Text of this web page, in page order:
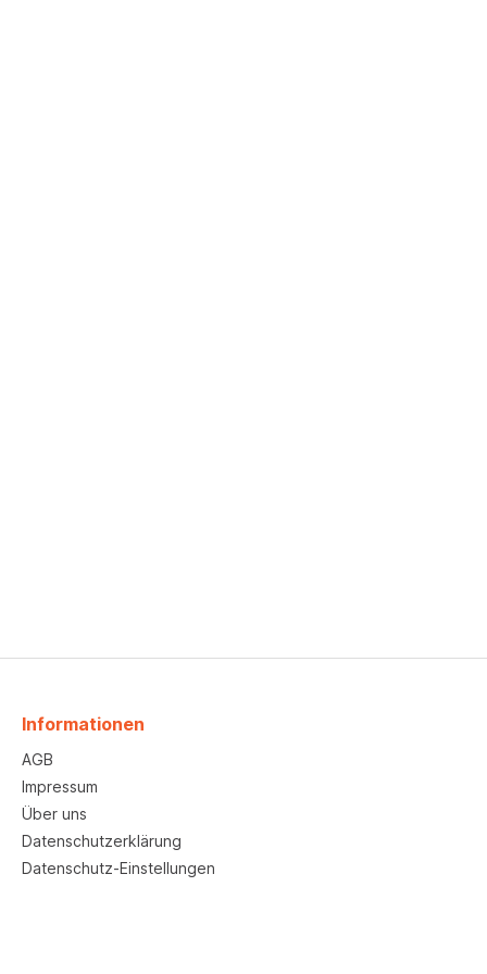
Informationen
AGB
Impressum
Über uns
Datenschutzerklärung
Datenschutz-Einstellungen